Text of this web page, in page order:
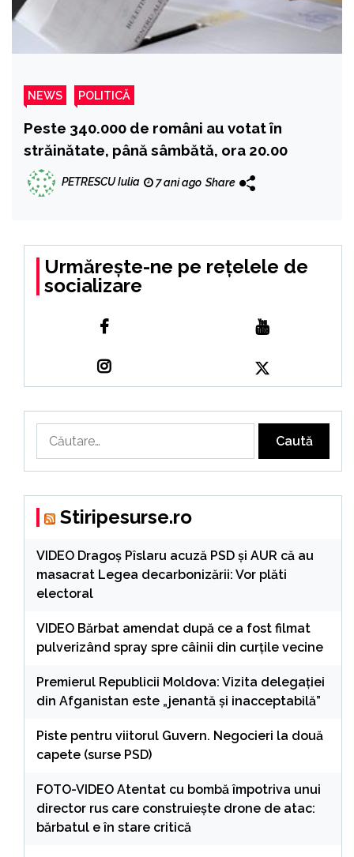
NEWS POLITICĂ
Peste 340.000 de români au votat în
străinătate, până sâmbătă, ora 20.00
PETRESCU Iulia 7 ani ago Share
Urmărește-ne pe rețelele de
socializare
după:
Stiripesurse.ro
VIDEO Dragoș Pîslaru acuză PSD și AUR că au
masacrat Legea decarbonizării: Vor plăti
electoral
VIDEO Bărbat amendat după ce a fost filmat
pulverizând spray spre câinii din curţile vecine
Premierul Republicii Moldova: Vizita delegației
din Afganistan este „jenantă și inacceptabilă”
Piste pentru viitorul Guvern. Negocieri la două
capete (surse PSD)
FOTO-VIDEO Atentat cu bombă împotriva unui
director rus care construiește drone de atac:
bărbatul e în stare critică